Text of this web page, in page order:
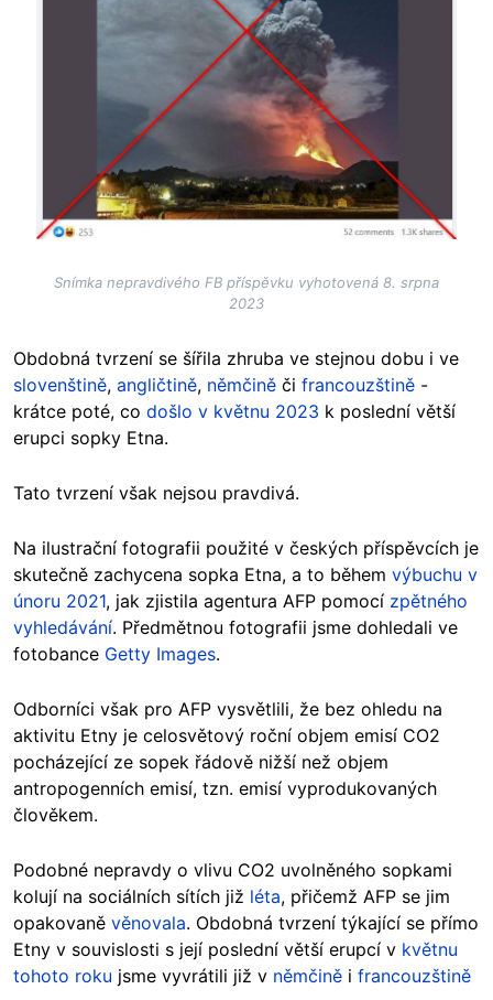
Snímka nepravdivého FB příspěvku vyhotovená 8. srpna
2023
Obdobná tvrzení se šířila zhruba ve stejnou dobu i ve
slovenštině, angličtině, němčině či francouzštině -
krátce poté, co došlo v květnu 2023 k poslední větší
erupci sopky Etna.
Tato tvrzení však nejsou pravdivá.
Na ilustrační fotografii použité v českých příspěvcích je
skutečně zachycena sopka Etna, a to během výbuchu v
únoru 2021, jak zjistila agentura AFP pomocí zpětného
vyhledávání. Předmětnou fotografii jsme dohledali ve
fotobance Getty Images.
Odborníci však pro AFP vysvětlili, že bez ohledu na
aktivitu Etny je celosvětový roční objem emisí CO2
pocházející ze sopek řádově nižší než objem
antropogenních emisí, tzn. emisí vyprodukovaných
člověkem.
Podobné nepravdy o vlivu CO2 uvolněného sopkami
kolují na sociálních sítích již léta, přičemž AFP se jim
opakovaně věnovala. Obdobná tvrzení týkající se přímo
Etny v souvislosti s její poslední větší erupcí v květnu
tohoto roku jsme vyvrátili již v němčině i francouzštině